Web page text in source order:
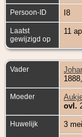
Persoon-ID I8
Laatst
gewijzigd op
11
Vader
Moeder
ovl.
Huwelijk 3